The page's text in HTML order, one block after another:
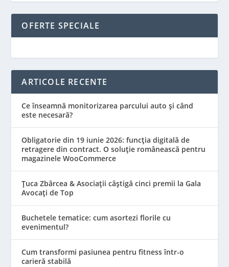
OFERTE SPECIALE
ARTICOLE RECENTE
Ce înseamnă monitorizarea parcului auto și când
este necesară?
Obligatorie din 19 iunie 2026: funcția digitală de
retragere din contract. O soluție românească pentru
magazinele WooCommerce
Țuca Zbârcea & Asociații câștigă cinci premii la Gala
Avocați de Top
Buchetele tematice: cum asortezi florile cu
evenimentul?
Cum transformi pasiunea pentru fitness într-o
carieră stabilă